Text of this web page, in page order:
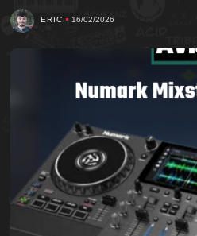
ERIC 16/02/2026